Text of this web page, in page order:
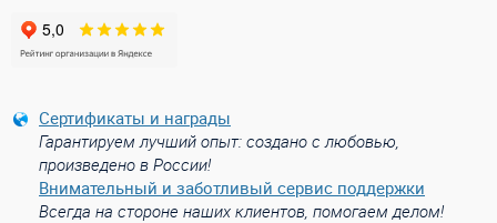
Сертификаты и награды
Гарантируем лучший опыт: создано с любовью,
произведено в России!
Внимательный и заботливый сервис поддержки
Всегда на стороне наших клиентов, помогаем делом!